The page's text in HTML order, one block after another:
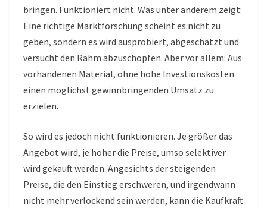
bringen. Funktioniert nicht. Was unter anderem zeigt:
Eine richtige Marktforschung scheint es nicht zu
geben, sondern es wird ausprobiert, abgeschätzt und
versucht den Rahm abzuschöpfen. Aber vor allem: Aus
vorhandenen Material, ohne hohe Investionskosten
einen möglichst gewinnbringenden Umsatz zu
erzielen.
So wird es jedoch nicht funktionieren. Je größer das
Angebot wird, je höher die Preise, umso selektiver
wird gekauft werden. Angesichts der steigenden
Preise, die den Einstieg erschweren, und irgendwann
nicht mehr verlockend sein werden, kann die Kaufkraft